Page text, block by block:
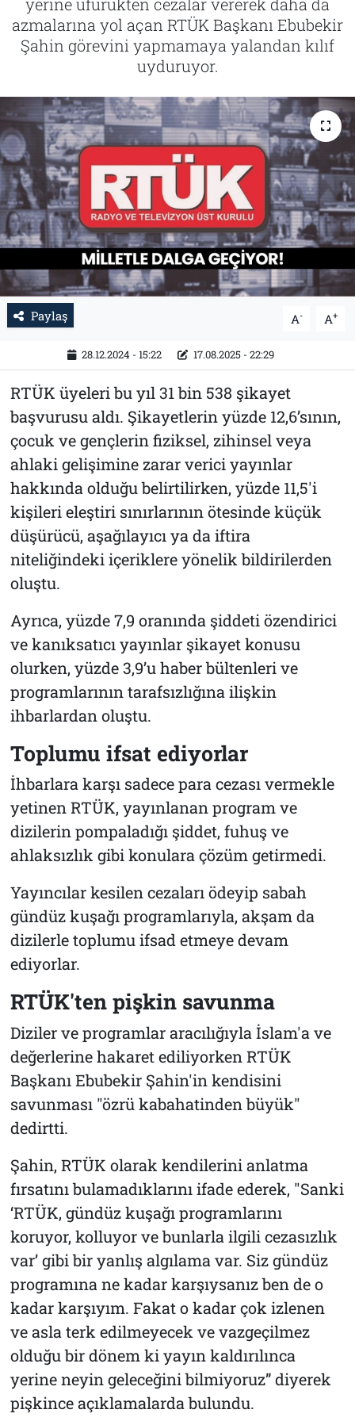
yerine üfürükten cezalar vererek daha da
azmalarına yol açan RTÜK Başkanı Ebubekir
Şahin görevini yapmamaya yalandan kılıf
uyduruyor.
Paylaş A- A+
28.12.2024 - 15:22 17.08.2025 - 22:29
RTÜK üyeleri bu yıl 31 bin 538 şikayet
başvurusu aldı. Şikayetlerin yüzde 12,6’sının,
çocuk ve gençlerin fiziksel, zihinsel veya
ahlaki gelişimine zarar verici yayınlar
hakkında olduğu belirtilirken, yüzde 11,5'i
kişileri eleştiri sınırlarının ötesinde küçük
düşürücü, aşağılayıcı ya da iftira
niteliğindeki içeriklere yönelik bildirilerden
oluştu.
Ayrıca, yüzde 7,9 oranında şiddeti özendirici
ve kanıksatıcı yayınlar şikayet konusu
olurken, yüzde 3,9’u haber bültenleri ve
programlarının tarafsızlığına ilişkin
ihbarlardan oluştu.
Toplumu ifsat ediyorlar
İhbarlara karşı sadece para cezası vermekle
yetinen RTÜK, yayınlanan program ve
dizilerin pompaladığı şiddet, fuhuş ve
ahlaksızlık gibi konulara çözüm getirmedi.
Yayıncılar kesilen cezaları ödeyip sabah
gündüz kuşağı programlarıyla, akşam da
dizilerle toplumu ifsad etmeye devam
ediyorlar.
RTÜK'ten pişkin savunma
Diziler ve programlar aracılığıyla İslam'a ve
değerlerine hakaret ediliyorken RTÜK
Başkanı Ebubekir Şahin'in kendisini
savunması "özrü kabahatinden büyük"
dedirtti.
Şahin, RTÜK olarak kendilerini anlatma
fırsatını bulamadıklarını ifade ederek, "Sanki
‘RTÜK, gündüz kuşağı programlarını
koruyor, kolluyor ve bunlarla ilgili cezasızlık
var’ gibi bir yanlış algılama var. Siz gündüz
programına ne kadar karşıysanız ben de o
kadar karşıyım. Fakat o kadar çok izlenen
ve asla terk edilmeyecek ve vazgeçilmez
olduğu bir dönem ki yayın kaldırılınca
yerine neyin geleceğini bilmiyoruz” diyerek
pişkince açıklamalarda bulundu.
Tarih
İletişim